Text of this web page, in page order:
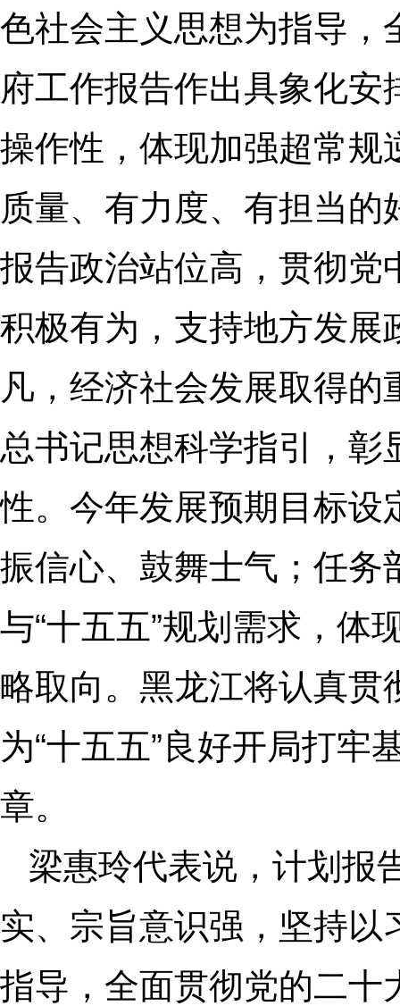
色社会主义思想为指导，
府工作报告作出具象化
操作性，体现加强超常规
质量、有力度、有担当
报告政治站位高，贯彻党
积极有为，支持地方发展
凡，经济社会发展取得
总书记思想科学指引，彰
性。今年发展预期目标设
振信心、鼓舞士气；任务
与“十五五”规划需求，体
略取向。黑龙江将认真贯
为“十五五”良好开局打牢
章。
梁惠玲代表说，计划报
实、宗旨意识强，坚持
指导，全面贯彻党的二十